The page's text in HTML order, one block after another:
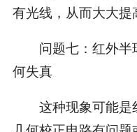
有光线，从而大大提
问题七：红外半
何失真
这种现象可能是